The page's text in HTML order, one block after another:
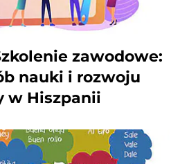
zawodowe:
nauki i rozwoju
w Hiszpanii